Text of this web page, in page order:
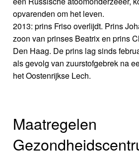
opvarenden om het leven.
2013: prins Friso overlijdt. Prins
zoon van prinses Beatrix en prins
Den Haag. De prins lag sinds
als gevolg van zuurstofgebrek na
het Oostenrijkse Lech.
Maatregelen